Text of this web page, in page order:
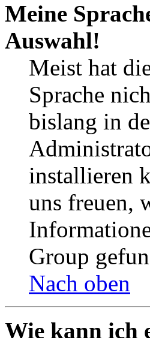
Meine
Auswahl!
Meist hat
Sprache
bislang in
installieren
uns freuen,
Group
Nach oben
Wie kann ich